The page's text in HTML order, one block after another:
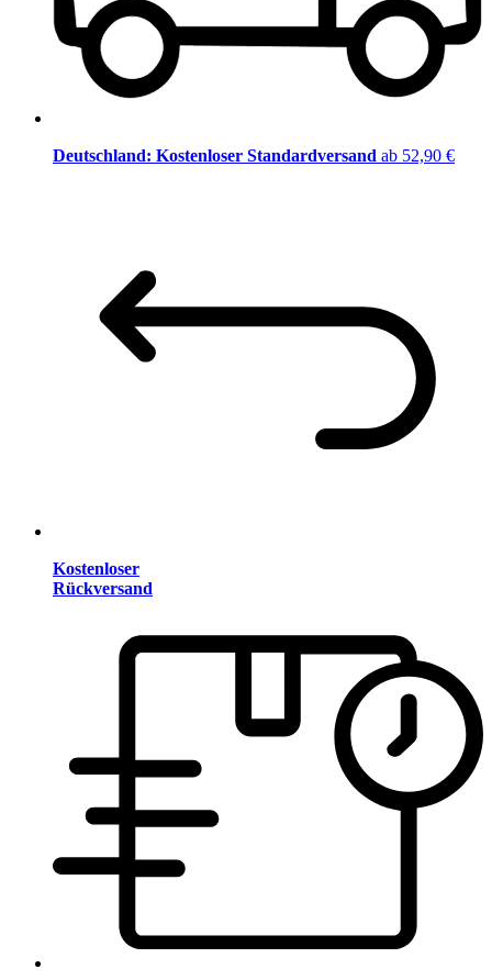
Deutschland: Kostenloser Standardversand ab 52,90 €
Kostenloser
Rückversand